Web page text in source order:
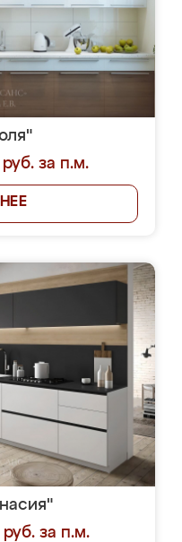
за п.м.
за п.м.